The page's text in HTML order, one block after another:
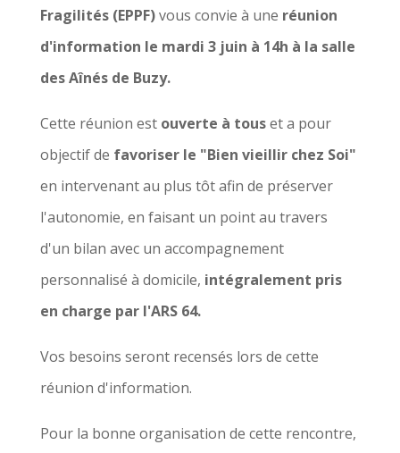
Fragilités (EPPF)vous convie à une réunion
d'information le mardi 3 juin à 14h à la salle
des Aînés de Buzy.
Cette réunion est ouverte à touset a pour
objectif de favoriser le "Bien vieillir chez Soi"
en intervenant au plus tôt afin de préserver
l'autonomie, en faisant un point au travers
d'un bilan avec un accompagnement
personnalisé à domicile, intégralement pris
en charge par l'ARS 64.
Vos besoins seront recensés lors de cette
réunion d'information.
Pour la bonne organisation de cette rencontre,